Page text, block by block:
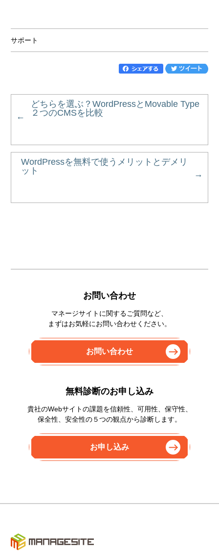
サポート
どちらを選ぶ？WordPressとMovable Type
２つのCMSを比較
WordPressを無料で使うメリットとデメリ
ット
お問い合わせ
マネージサイトに関するご質問など、
まずはお気軽にお問い合わせください。
お問い合わせ
無料診断のお申し込み
貴社のWebサイトの課題を信頼性、可用性、保守性、
保全性、安全性の５つの観点から診断します。
お申し込み